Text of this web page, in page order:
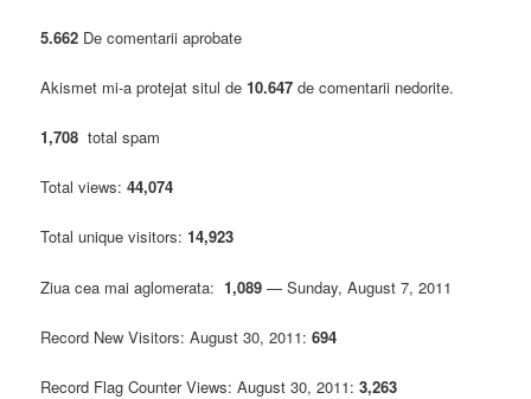
5.662 De comentarii aprobate
Akismet mi-a protejat situl de10.647 de comentarii nedorite.
1,708 total spam
Total views:44,074
Total unique visitors:14,923
Ziua cea mai aglomerata:1,089 — Sunday, August 7, 2011
Record New Visitors: August 30, 2011:694
Record Flag Counter Views: August 30, 2011:3,263